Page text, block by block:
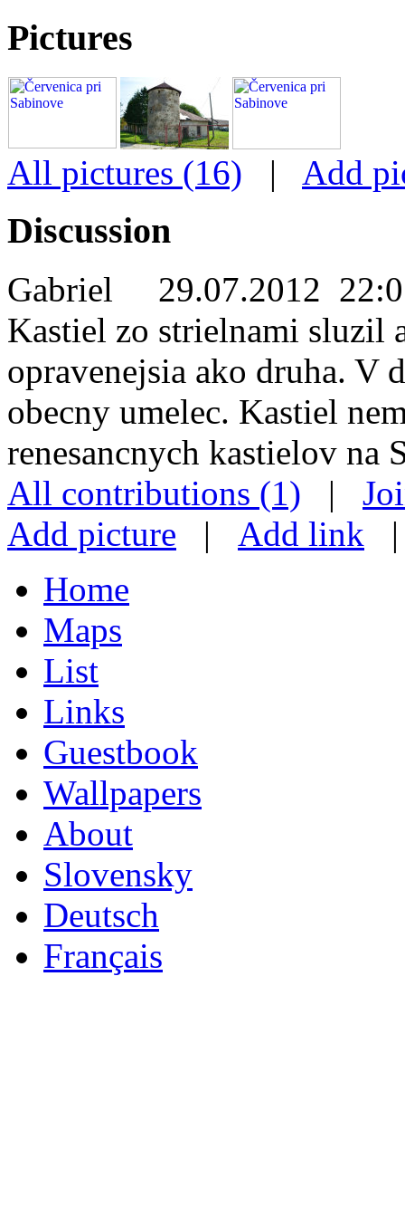
Pictures
All pictures (16) | Add
Discussion
Gabriel 29.07.2012
Kastiel zo strielnami sluzil
opravenejsia ako druha. V
obecny umelec. Kastiel
renesancnych kastielov na
All contributions (1) |
Add picture | Add link
Home
Maps
List
Links
Guestbook
Wallpapers
About
Slovensky
Deutsch
Français